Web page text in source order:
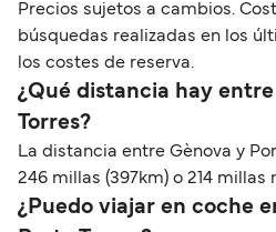
Precios sujetos a cambios.
búsquedas realizadas en los
los costes de reserva.
¿Qué distancia hay
Torres?
La distancia entre Gènova y
246 millas (397km) o 214 millas
¿Puedo viajar en coche